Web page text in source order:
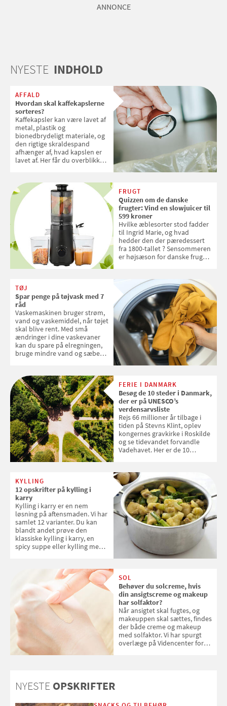
ANNONCE
NYESTE INDHOLD
AFFALD
Hvordan skal kaffekapslerne
sorteres?
Kaffekapsler kan være lavet af
metal, plastik og
bionedbrydeligt materiale, og
den rigtige skraldespand
afhænger af, hvad kapslen er
lavet af. Her får du overblikket
FRUGT
Quizzen om de danske
frugter: Vind en slowjuicer til
599 kroner
Hvilke æblesorter stod fadder
til Ingrid Marie, og hvad
hedder den der pæredessert
fra 1800-tallet ? Sensommeren
er højsæson for danske fruger,
favoritter. Det fejrer Samvirke
med en quiz om alt det danske
frugt, vi elsker. Konkurrencen
slutter fredag d. 18. september
2026
TØJ
Spar penge på tøjvask med 7
råd
Vaskemaskinen bruger strøm,
vand og vaskemiddel, når tøjet
skal blive rent. Med små
ændringer i dine vaskevaner
kan du spare på elregningen,
bruge mindre vand og sæbe
enkle råd til at spare penge på
tøjvasken
FERIE I DANMARK
Besøg de 10 steder i Danmark,
der er på UNESCO’s
verdensarvsliste
Rejs 66 millioner år tilbage i
tiden på Stevns Klint, oplev
kongernes gravkirke i Roskilde
og se tidevandet forvandle
Vadehavet. Her er de 10
KYLLING
12 opskrifter på kylling i
karry
Kylling i karry er en nem
løsning på aftensmaden. Vi har
samlet 12 varianter. Du kan
blandt andet prøve den
klassiske kylling i karry, en
spicy suppe eller kylling med
SOL
Behøver du solcreme, hvis
din ansigtscreme og makeup
har solfaktor?
Når ansigtet skal fugtes, og
makeuppen skal sættes, findes
der både creme og makeup
med solfaktor. Vi har spurgt
overlæge på Videncenter for
NYESTE OPSKRIFTER